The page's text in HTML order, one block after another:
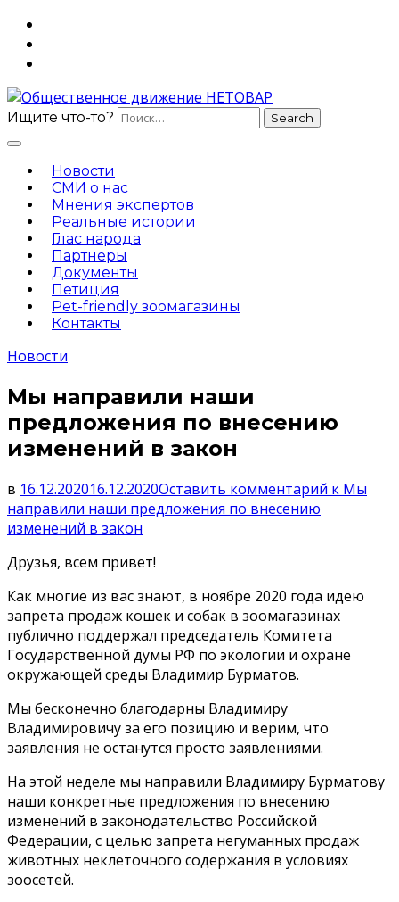
Общественное
движение
НЕТОВАР
Ищите что-то?
Новости
СМИ о нас
Мнения экспертов
Реальные истории
Глас народа
Партнеры
Документы
Петиция
Pet-friendly зоомагазины
Контакты
Новости
Мы направили наши
предложения по внесению
изменений в закон
в 16.12.202016.12.2020Оставить комментарий к Мы
направили наши предложения по внесению
изменений в закон
Друзья, всем привет!
Как многие из вас знают, в ноябре 2020 года идею
запрета продаж кошек и собак в зоомагазинах
публично поддержал председатель Комитета
Государственной думы РФ по экологии и охране
окружающей среды Владимир Бурматов.
Мы бесконечно благодарны Владимиру
Владимировичу за его позицию и верим, что
заявления не останутся просто заявлениями.
На этой неделе мы направили Владимиру Бурматову
наши конкретные предложения по внесению
изменений в законодательство Российской
Федерации, с целью запрета негуманных продаж
животных неклеточного содержания в условиях
зоосетей.